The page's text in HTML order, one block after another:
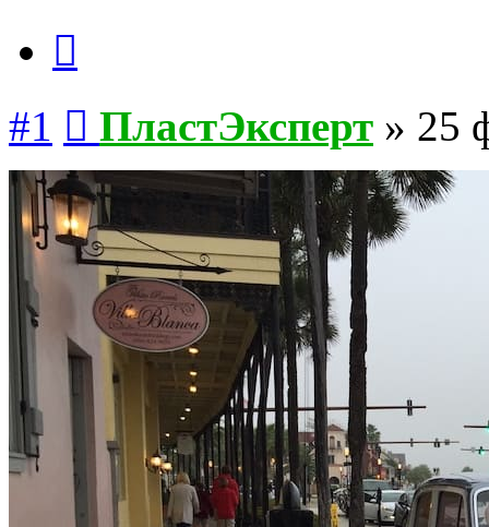
#1 ПластЭксперт » 25